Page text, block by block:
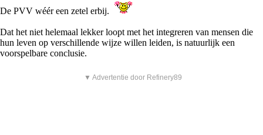
De PVV wéér een zetel erbij.
Dat het niet helemaal lekker loopt met het integreren van mensen die
hun leven op verschillende wijze willen leiden, is natuurlijk een
voorspelbare conclusie.
▼ Advertentie door Refinery89